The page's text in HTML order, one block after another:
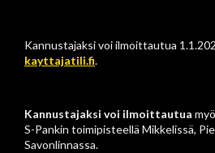
Kannustajaksi voi ilmoittautua
kayttajatili.fi.
Kannustajaksi voi ilmoittautua
S-Pankin toimipisteellä Mikkelissä,
Savonlinnassa.